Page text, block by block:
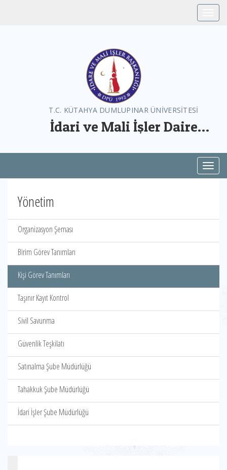
T.C. KÜTAHYA DUMLUPINAR ÜNİVERSİTESİ
İdari ve Mali İşler Daire
Yönetim
Organizasyon Şeması
Birim Görev Tanımları
Kişi Görev Tanımları
Taşınır Kayıt Kontrol
Sivil Savunma
Güvenlik Teşkilatı
Satınalma Şube Müdürlüğü
Tahakkuk Şube Müdürlüğü
İdari İşler Şube Müdürlüğü